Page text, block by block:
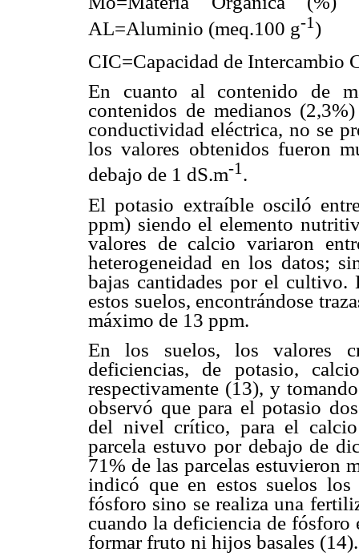
AL=Aluminio (meq.100 g-1)
CIC=Capacidad de Intercambio
En cuanto al contenido de
contenidos de medianos
conductividad eléctrica, no se
los valores obtenidos fueron
debajo de 1 dS.m-1 .
El potasio extraíble osciló
ppm) siendo el elemento
valores de calcio variaron
heterogeneidad en los datos;
bajas cantidades por el cultivo.
estos suelos, encontrándose
máximo de 13 ppm.
En los suelos, los valores
deficiencias, de potasio,
respectivamente (13), y
observó que para el potasio
del nivel crítico, para el
parcela estuvo por debajo de
71% de las parcelas estuvieron
indicó que en estos suelos
fósforo sino se realiza una
cuando la deficiencia de fósforo
formar fruto ni hijos basales (14).